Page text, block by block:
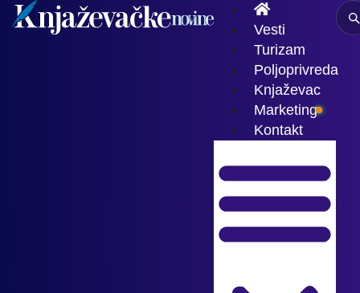
Vesti
Turizam
Poljoprivreda
Knjaževac
Marketing
Kontakt